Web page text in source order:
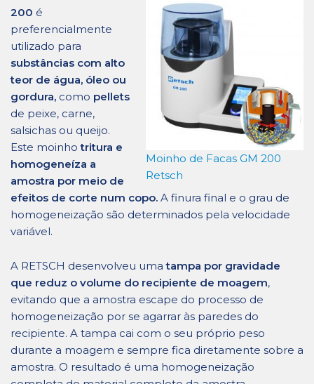
Moinho de Facas GM 200
Retsch
200 é
preferencialmente
utilizado para
substâncias com alto
teor de água, óleo ou
gordura, como pellets
de peixe, carne,
salsichas ou queijo.
Este moinho tritura e
homogeneíza a
amostra por meio de
efeitos de corte num copo. A finura final e o grau de
homogeneização são determinados pela velocidade
variável.
A RETSCH desenvolveu uma tampa por gravidade
que reduz o volume do recipiente de moagem,
evitando que a amostra escape do processo de
homogeneização por se agarrar às paredes do
recipiente. A tampa cai com o seu próprio peso
durante a moagem e sempre fica diretamente sobre a
amostra. O resultado é uma homogeneização